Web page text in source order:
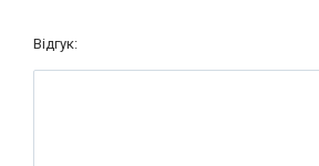
Відгук: